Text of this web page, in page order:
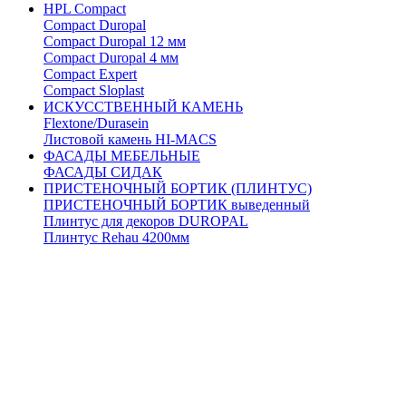
HPL Compact
Compact Duropal
Compact Duropal 12 мм
Compact Duropal 4 мм
Compact Expert
Compact Sloplast
ИСКУССТВЕННЫЙ КАМЕНЬ
Flextone/Durasein
Листовой камень HI-MACS
ФАСАДЫ МЕБЕЛЬНЫЕ
ФАСАДЫ СИДАК
ПРИСТЕНОЧНЫЙ БОРТИК (ПЛИНТУС)
ПРИСТЕНОЧНЫЙ БОРТИК выведенный
Плинтус для декоров DUROPAL
Плинтус Rehau 4200мм